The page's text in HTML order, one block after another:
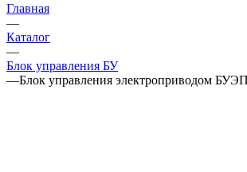
Главная
—
Каталог
—
Блок управления БУ
—Блок управления электроприводом